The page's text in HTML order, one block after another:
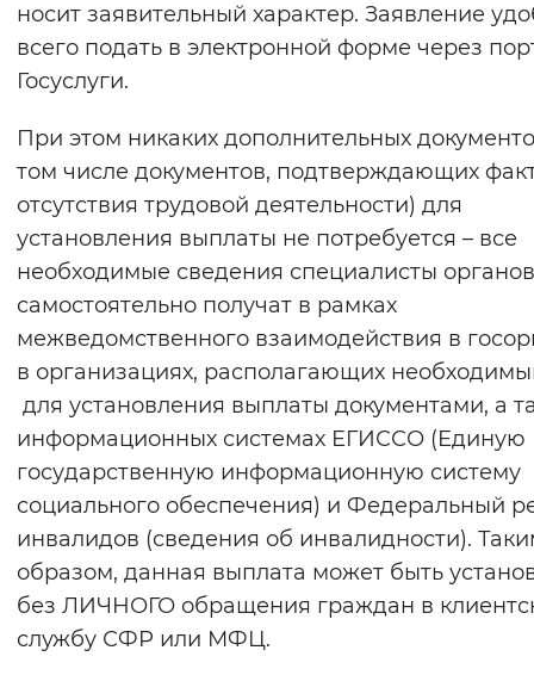
носит заявительный характер. Заявление
всего подать в электронной форме через
Госуслуги.
При этом никаких дополнительных
том числе документов, подтверждающих
отсутствия трудовой деятельности) для
установления выплаты не потребуется – все
необходимые сведения специалисты
самостоятельно получат в рамках
межведомственного взаимодействия в
в организациях, располагающих
для установления выплаты документами, а
информационных системах ЕГИССО (Единую
государственную информационную систему
социального обеспечения) и Федеральный
инвалидов (сведения об инвалидности).
образом, данная выплата может быть
без ЛИЧНОГО обращения граждан в
службу СФР или МФЦ.